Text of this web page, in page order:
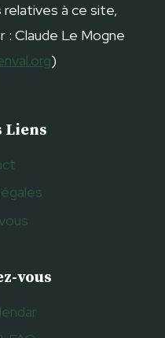
à ce site,
Claude Le Mogne
)
Liens
vous